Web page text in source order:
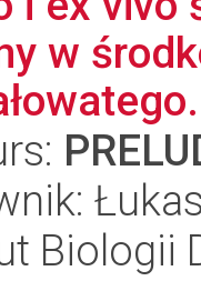
w
Biologii